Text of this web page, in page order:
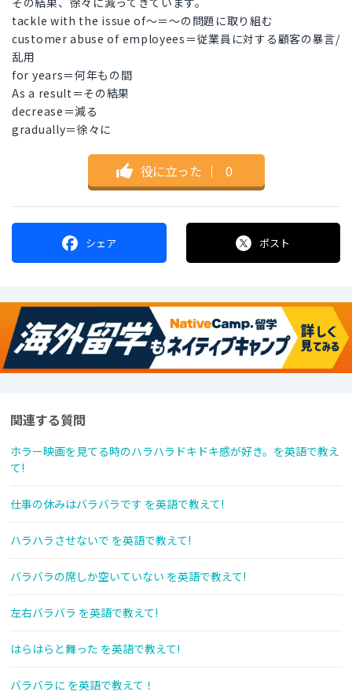
tackle with the issue of〜＝〜の問題に取り組む
customer abuse of employees＝従業員に対する顧客の暴言/
乱用
for years＝何年もの間
As a result＝その結果
decrease＝減る
gradually＝徐々に
役に立った ｜ 0
シェア ポスト
関連する質問
ホラー映画を見てる時のハラハラドキドキ感が好き。を英語で教え
て!
仕事の休みはバラバラです を英語で教えて!
ハラハラさせないで を英語で教えて!
バラバラの席しか空いていない を英語で教えて!
左右バラバラ を英語で教えて!
はらはらと舞った を英語で教えて!
バラバラに を英語で教えて！